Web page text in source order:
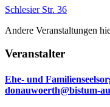
Schlesier Str. 36
Andere Veranstaltungen
Veranstalter
Ehe- und
donauwoerth@bistum-